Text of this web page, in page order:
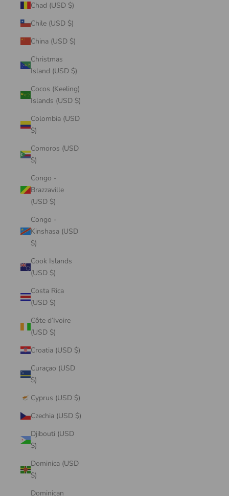
Chad (USD $)
Chile (USD $)
China (USD $)
Christmas
Island (USD $)
Cocos (Keeling)
Islands (USD $)
Colombia (USD
$)
Comoros (USD
$)
Congo -
Brazzaville
(USD $)
Congo -
Kinshasa (USD
$)
Cook Islands
(USD $)
Costa Rica
(USD $)
Côte d’Ivoire
(USD $)
Croatia (USD $)
Curaçao (USD
$)
Cyprus (USD $)
Czechia (USD $)
Djibouti (USD
$)
Dominica (USD
$)
Dominican